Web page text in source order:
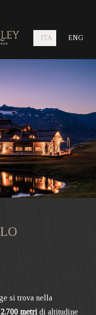
ITA ENG
si trova nella
metri di altitudine